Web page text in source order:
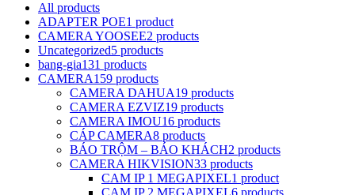
All products
ADAPTER POE1 product
CAMERA YOOSEE2 products
Uncategorized5 products
bang-gia131 products
CAMERA159 products
CAMERA DAHUA19 products
CAMERA EZVIZ19 products
CAMERA IMOU16 products
CÁP CAMERA8 products
BÁO TRỘM – BÁO KHÁCH2 products
CAMERA HIKVISION33 products
CAM IP 1 MEGAPIXEL1 product